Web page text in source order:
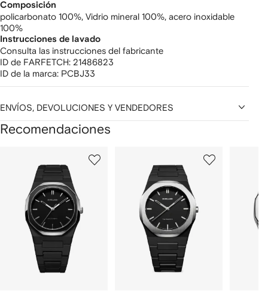
Composición
policarbonato 100%, Vidrio mineral 100%, acero inoxidable
100%
Instrucciones de lavado
Consulta las instrucciones del fabricante
ID de FARFETCH: 21486823
ID de la marca: PCBJ33
ENVÍOS, DEVOLUCIONES Y VENDEDORES
Recomendaciones